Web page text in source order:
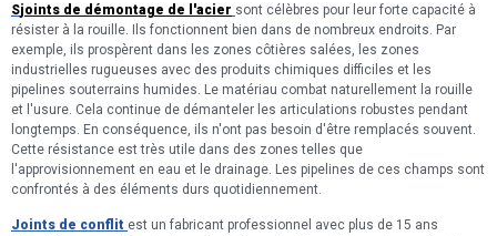
Sjoints de démontage de l'acier sont célèbres pour leur forte capacité à
résister à la rouille. Ils fonctionnent bien dans de nombreux endroits. Par
exemple, ils prospèrent dans les zones côtières salées, les zones
industrielles rugueuses avec des produits chimiques difficiles et les
pipelines souterrains humides. Le matériau combat naturellement la rouille
et l'usure. Cela continue de démanteler les articulations robustes pendant
longtemps. En conséquence, ils n'ont pas besoin d'être remplacés souvent.
Cette résistance est très utile dans des zones telles que
l'approvisionnement en eau et le drainage. Les pipelines de ces champs sont
confrontés à des éléments durs quotidiennement.
Joints de conflit est un fabricant professionnel avec plus de 15 ans